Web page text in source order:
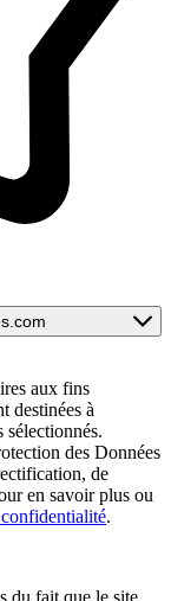
aux fins
destinées à
sélectionnés.
des Données
de
en savoir plus ou
.
du fait que le site